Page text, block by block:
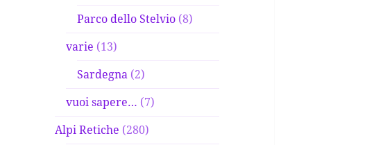
Parco dello Stelvio (8)
varie (13)
Sardegna (2)
vuoi sapere… (7)
Alpi Retiche (280)